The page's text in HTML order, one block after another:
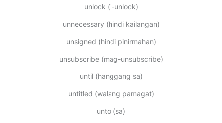
unlock (i-unlock)
unnecessary (hindi kailangan)
unsigned (hindi pinirmahan)
unsubscribe (mag-unsubscribe)
until (hanggang sa)
untitled (walang pamagat)
unto (sa)